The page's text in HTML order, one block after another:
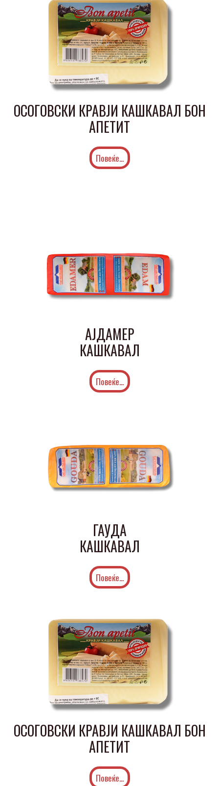
ОСОГОВСКИ КРАВЈИ КАШКАВАЛ БОН
АПЕТИТ
Повеќе...
АЈДАМЕР
КАШКАВАЛ
Повеќе...
ГАУДА
КАШКАВАЛ
Повеќе...
ОСОГОВСКИ КРАВЈИ КАШКАВАЛ БОН
АПЕТИТ
Повеќе...